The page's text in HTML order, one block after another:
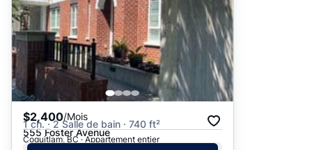
$2,400/Mois
1 ch. · 2 Salle de bain · 740 ft²
555 Foster Avenue
Coquitlam, BC · Appartement entier